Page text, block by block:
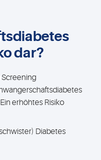
dar?
Screening
erhöhtes Risiko
Diabetes